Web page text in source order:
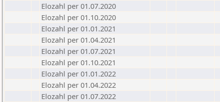
Elozahl per 01.07.2020
Elozahl per 01.10.2020
Elozahl per 01.01.2021
Elozahl per 01.04.2021
Elozahl per 01.07.2021
Elozahl per 01.10.2021
Elozahl per 01.01.2022
Elozahl per 01.04.2022
Elozahl per 01.07.2022